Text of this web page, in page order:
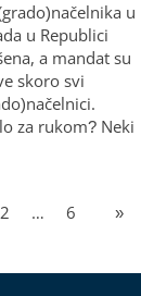
u
u Republici
a mandat su
skoro svi
za rukom? Neki
2 … 6 »